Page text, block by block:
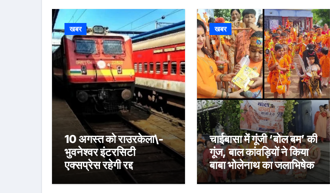
खबर
10 अगस्त को राउरकेला\-
भुवनेश्वर इंटरसिटी
एक्सप्रेस रहेगी रद्द
खबर
चाईबासा में गूंजी ‘बोल बम’ की
गूंज, बाल कांवड़ियों ने किया
बाबा भोलेनाथ का जलाभिषेक